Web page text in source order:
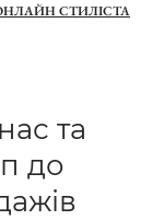
СТИЛІСТА
та
до